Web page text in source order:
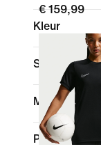
Kleur
Sport
Merk
Pasvorm
€ 159,99